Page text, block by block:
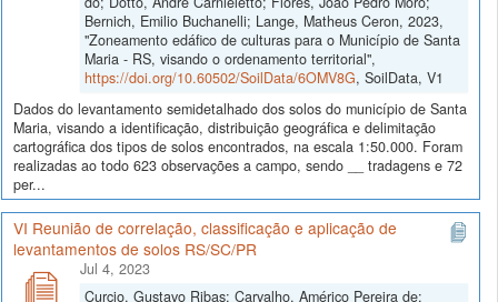
Bernich, Emilio Buchanelli; Lange, Matheus Ceron, 2023,
"Zoneamento edáfico de culturas para o Município de Santa
Maria - RS, visando o ordenamento territorial",
https://doi.org/10.60502/SoilData/6OMV8G, SoilData, V1
Dados do levantamento semidetalhado dos solos do município de Santa
Maria, visando a identificação, distribuição geográfica e delimitação
cartográfica dos tipos de solos encontrados, na escala 1:50.000. Foram
realizadas ao todo 623 observações a campo, sendo __ tradagens e 72
per...
VI Reunião de correlação, classificação e aplicação de
levantamentos de solos RS/SC/PR
Jul 4, 2023
Curcio, Gustavo Ribas; Carvalho, Américo Pereira de;